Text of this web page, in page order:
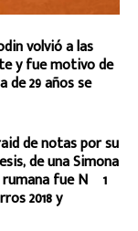
volvió a las
y fue motivo de
29 años se
de notas por su
de una Simona
rumana fue Nº 1
2018 y